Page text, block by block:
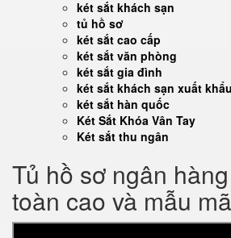
két sắt khách sạn
tủ hồ sơ
két sắt cao cấp
két sắt văn phòng
két sắt gia đình
két sắt khách sạn xuất khẩu
két sắt hàn quốc
Két Sắt Khóa Vân Tay
Két sắt thu ngân
Tủ hồ sơ ngân
toàn cao và mẫu